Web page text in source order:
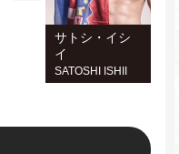
サトシ・イシ
イ
SATOSHI ISHII